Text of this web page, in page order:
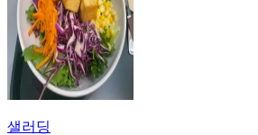
샐러딩